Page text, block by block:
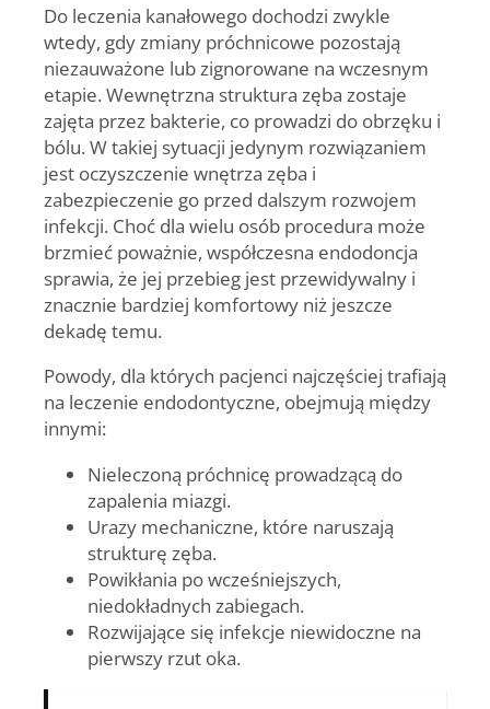
Do leczenia kanałowego dochodzi zwykle
wtedy, gdy zmiany próchnicowe pozostają
niezauważone lub zignorowane na wczesnym
etapie. Wewnętrzna struktura zęba zostaje
zajęta przez bakterie, co prowadzi do obrzęku i
bólu. W takiej sytuacji jedynym rozwiązaniem
jest oczyszczenie wnętrza zęba i
zabezpieczenie go przed dalszym rozwojem
infekcji. Choć dla wielu osób procedura może
brzmieć poważnie, współczesna endodoncja
sprawia, że jej przebieg jest przewidywalny i
znacznie bardziej komfortowy niż jeszcze
dekadę temu.
Powody, dla których pacjenci najczęściej trafiają
na leczenie endodontyczne, obejmują między
innymi:
Nieleczoną próchnicę prowadzącą do
zapalenia miazgi.
Urazy mechaniczne, które naruszają
strukturę zęba.
Powikłania po wcześniejszych,
niedokładnych zabiegach.
Rozwijające się infekcje niewidoczne na
pierwszy rzut oka.